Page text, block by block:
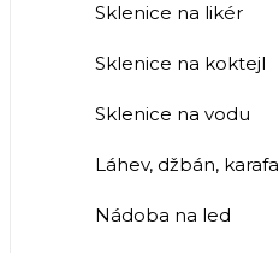
Sklenice na likér
Sklenice na koktejl
Sklenice na vodu
Láhev, džbán, karafa
Nádoba na led